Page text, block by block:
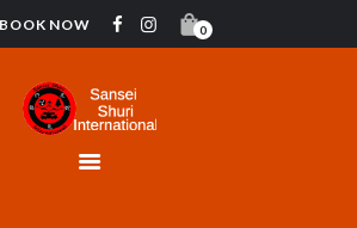
BOOK NOW 0